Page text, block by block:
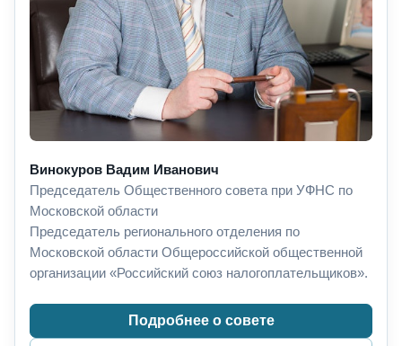
Винокуров Вадим Иванович
Председатель Общественного совета при УФНС по
Московской области
Председатель регионального отделения по
Московской области Общероссийской общественной
организации «Российский союз налогоплательщиков».
Подробнее о совете